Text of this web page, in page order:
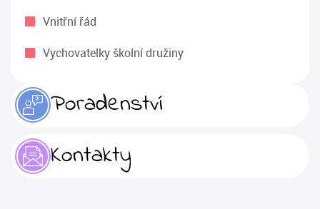
Vnitřní řád
Vychovatelky školní družiny
Poradenství
Kontakty